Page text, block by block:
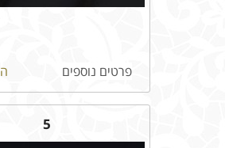
פרטים נוספים
5